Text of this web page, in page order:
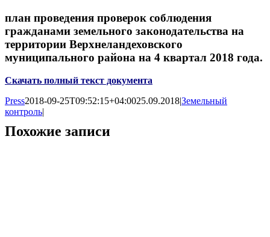
план проведения проверок соблюдения
гражданами земельного законодательства на
территории Верхнеландеховского
муниципального района на 4 квартал 2018 года.
Скачать полный текст документа
Press2018-09-25T09:52:15+04:0025.09.2018|Земельный
контроль|
Похожие записи